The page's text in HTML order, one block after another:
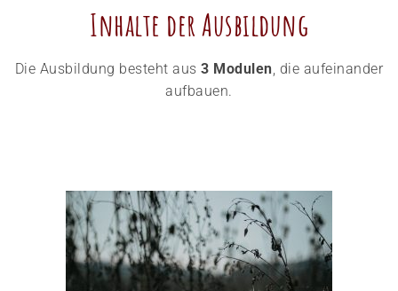
Inhalte der Ausbildung
Die Ausbildung besteht aus3 Modulen, die aufeinander
aufbauen.